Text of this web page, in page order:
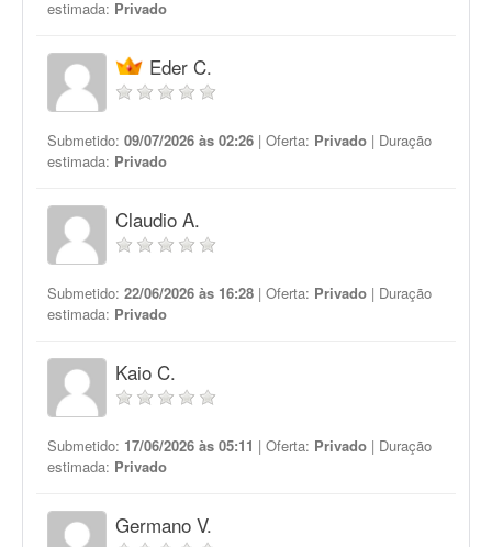
estimada: Privado
Eder C.
Submetido: 09/07/2026 às 02:26 | Oferta: Privado | Duração
estimada: Privado
Claudio A.
Submetido: 22/06/2026 às 16:28 | Oferta: Privado | Duração
estimada: Privado
Kaio C.
Submetido: 17/06/2026 às 05:11 | Oferta: Privado | Duração
estimada: Privado
Germano V.